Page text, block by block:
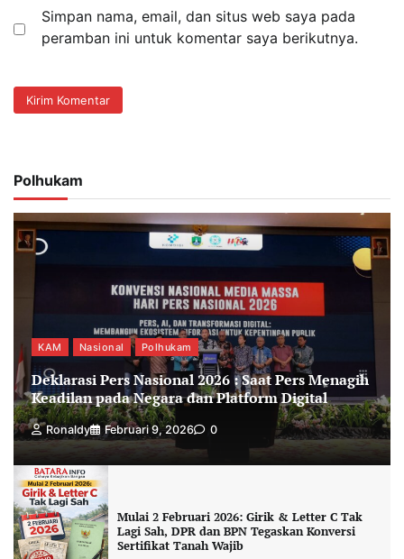
Simpan nama, email, dan situs web saya pada
peramban ini untuk komentar saya berikutnya.
Polhukam
KAM Nasional Polhukam
Deklarasi Pers Nasional 2026 : Saat Pers Menagih
Keadilan pada Negara dan Platform Digital
Ronaldy Februari 9, 2026 0
Mulai 2 Februari 2026: Girik & Letter C Tak
Lagi Sah, DPR dan BPN Tegaskan Konversi
Sertifikat Tanah Wajib